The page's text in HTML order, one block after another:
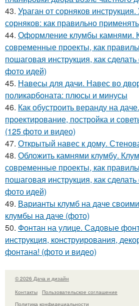
43. Ураган от сорняков
сорняков: как правильно применять
44. Оформление клумбы камнями.
современные проекты, как
пошаговая инструкция, как
фото идей)
45. Навесы для дачи. Навес во
поликарбоната: плюсы и минусы
46. Как обустроить веранду на
проектирование, постройка и
(125 фото и видео)
47. Открытый навес к дому.
48. Обложить камнями клумбу.
современные проекты, как
пошаговая инструкция, как
фото идей)
49. Варианты клумб на даче
клумбы на даче (фото)
50. Фонтан на улице. Садовые
инструкция, конструирования,
фонтана! (фото и видео)
© 2026 Дача и дизайн
Контакты
Пользовательское соглашение
Политика конфидециальности